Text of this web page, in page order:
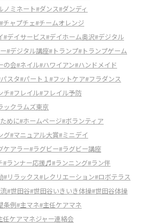
ノミネート#ダンス#ダンディ
#チャプチェ#チームオレンジ
#デイサービス#デイホーム奥沢#デジタル
#デジタル講座#トランプ#トランプゲーム
の会#ネイル#ハワイアン#ハンドメイド
スタ#パート１ #フットケア#フラダンス
チ#フレイル#フレイル予防
ックラムズ東京
めに#ホームページ#ボランティア
グ#マニュアル大賞#ミニデイ
ケアラー#ラグビー#ラグビー講座
#ランナー応援♬#ランニング#ラン伴
#リラックス#レクリエーション#ロボテラス
#世田谷#世田谷いきいき体操#世田谷体操
条例#主マネ#主任ケアマネ
任ケアマネジャー連絡会